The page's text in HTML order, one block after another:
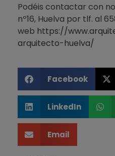
Podéis contactar con
nº16, Huelva por tlf. al
web https://
arquitecto-huelva/
Facebook
LinkedIn
Email